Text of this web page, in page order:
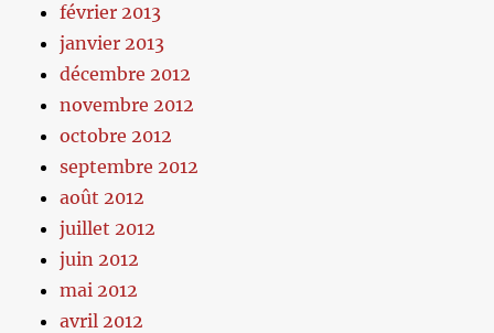
février 2013
janvier 2013
décembre 2012
novembre 2012
octobre 2012
septembre 2012
août 2012
juillet 2012
juin 2012
mai 2012
avril 2012